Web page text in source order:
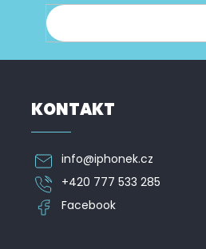
KONTAKT
info@iphonek.cz
+420 777 533 285
Facebook